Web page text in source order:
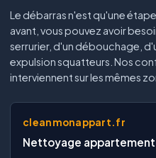
Le débarras n'est qu'une
avant, vous pouvez avoir
serrurier, d'un débouchage,
expulsion squatteurs. Nos
interviennent sur les mêmes
cleanmonappart.fr
Nettoyage appartement